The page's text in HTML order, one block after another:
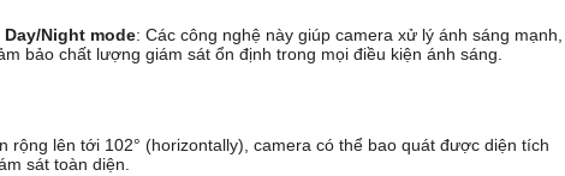
Day/Night mode: Các công nghệ này giúp camera xử lý ánh sáng mạnh,
bảo chất lượng giám sát ổn định trong mọi điều kiện ánh sáng.
rộng lên tới 102° (horizontally), camera có thể bao quát được diện tích
sát toàn diện.